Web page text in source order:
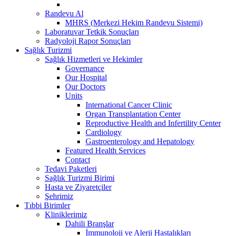
Randevu Al
MHRS (Merkezi Hekim Randevu Sistemi)
Laboratuvar Tetkik Sonuçları
Radyoloji Rapor Sonuçları
Sağlık Turizmi
Sağlık Hizmetleri ve Hekimler
Governance
Our Hospital
Our Doctors
Units
International Cancer Clinic
Organ Transplantation Center
Reproductive Health and Infertility Center
Cardiology
Gastroenterology and Hepatology
Featured Health Services
Contact
Tedavi Paketleri
Sağlık Turizmi Birimi
Hasta ve Ziyaretçiler
Şehrimiz
Tıbbi Birimler
Kliniklerimiz
Dahili Branşlar
İmmunoloji ve Alerji Hastalıkları